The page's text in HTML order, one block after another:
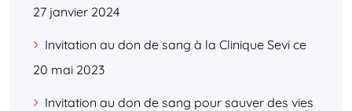
27 janvier 2024
Invitation au don de sang à la Clinique Sevi ce
20 mai 2023
Invitation au don de sang pour sauver des vies